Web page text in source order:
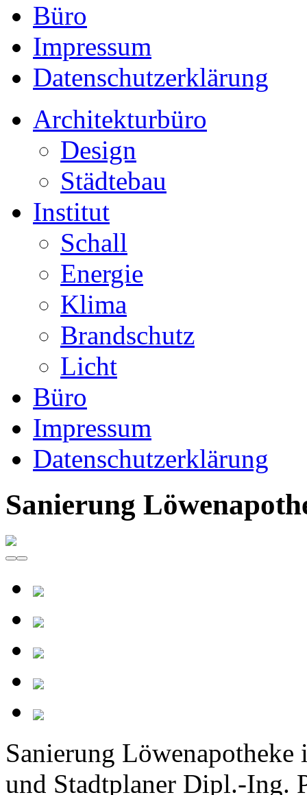
Büro
Impressum
Datenschutzerklärung
Architekturbüro
Design
Städtebau
Institut
Schall
Energie
Klima
Brandschutz
Licht
Büro
Impressum
Datenschutzerklärung
Sanierung
Sanierung
und Stadtplaner Dipl.-Ing.